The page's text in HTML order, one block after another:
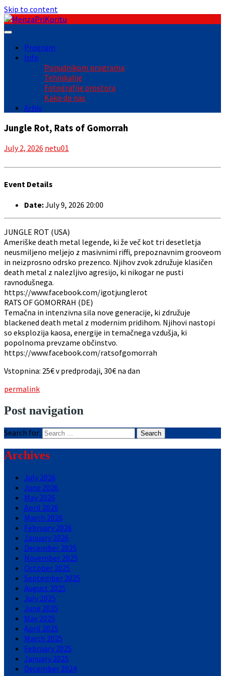
Skip to content
Program
Info
Ponudnikom programa
Tehnikalije
Fotografije prostora
Kako do nas
Arhiv
Jungle Rot, Rats of Gomorrah
July 2, 2026 netu01
Event Details
Date:July 9, 2026 20:00
JUNGLE ROT (USA)
Ameriške death metal legende, ki že več kot tri desetletja
neusmiljeno meljejo z masivnimi riffi, prepoznavnim grooveom
in neizprosno odrsko prezenco. Njihov zvok združuje klasičen
death metal z nalezljivo agresijo, ki nikogar ne pusti
ravnodušnega.
https://www.facebook.com/igotjunglerot
RATS OF GOMORRAH (DE)
Temačna in intenzivna sila nove generacije, ki združuje
blackened death metal z modernim pridihom. Njihovi nastopi
so eksplozija kaosa, energije in temačnega vzdušja, ki
popolnoma prevzame občinstvo.
https://www.facebook.com/ratsofgomorrah
Vstopnina: 25€ v predprodaji, 30€ na dan
permalink
Post navigation
Search for:
Archives
July 2026
June 2026
May 2026
April 2026
March 2026
February 2026
January 2026
December 2025
November 2025
October 2025
September 2025
August 2025
July 2025
June 2025
May 2025
April 2025
March 2025
February 2025
January 2025
December 2024